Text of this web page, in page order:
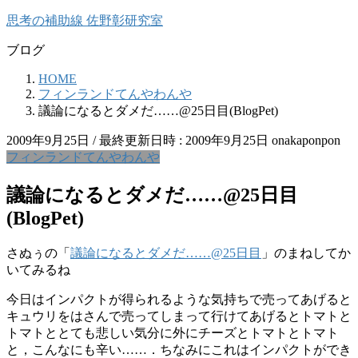
コ
テ
キ
ッ
ナ
ゲ
に
移
思考の補助線 佐野彰研究室
ブログ
HOME
フィンランドてんやわんや
議論になるとダメだ……@25日目(BlogPet)
2009年9月25日 / 最終更新日時 : 2009年9月25日 onakaponpon
フィンランドてんやわんや
議論になるとダメだ……@25日目
(BlogPet)
さぬぅの「 議論になるとダメだ……@25日目 」のまねしてか
いてみるね
今日はインパクトが得られるような気持ちで売ってあげると
キュウリをはさんで売ってしまって行けてあげるとトマトと
トマトととても悲しい気分に外にチーズとトマトとトマト
と，こんなにも辛い……．ちなみにこれはインパクトができ